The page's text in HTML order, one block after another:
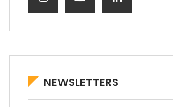
NEWSLETTERS